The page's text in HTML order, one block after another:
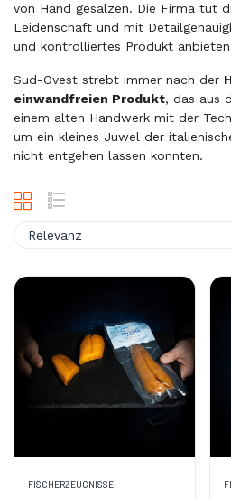
von Hand gesalzen. Die Firma tut
Leidenschaft und mit
und kontrolliertes Produkt
Sud-Ovest strebt immer nach der
einwandfreien Produkt, das aus
einem alten Handwerk mit der
um ein kleines Juwel der
nicht entgehen lassen konnten.
Relevanz
FISCHERZEUGNISSE